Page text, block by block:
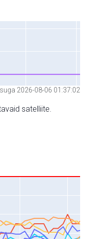
2026-08-06 01:37:02
satelliite.